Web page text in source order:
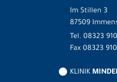
Im Stillen 3
87509
Tel. 08323
Fax 08323
KLINIK